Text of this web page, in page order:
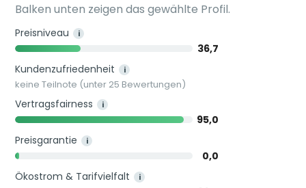
Balken unten zeigen das gewählte Profil.
Preisniveau i
36,7
Kundenzufriedenheit
i
keine Teilnote (unter 25 Bewertungen)
Vertragsfairness i
95,0
Preisgarantie
i
0,0
Ökostrom & Tarifvielfalt
i